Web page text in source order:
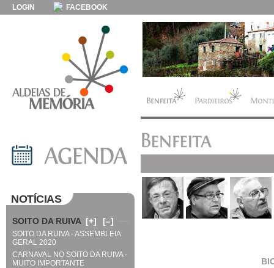
LOGIN FACEBOOK
NOTÍCIAS
SOITO DA RUIVA [+] [–]
SOITO DA RUIVA - ASSEMBLEIA
GERAL 2020
CARNAVAL NO SOITO DA RUIVA -
MUITO IMPORTANTE